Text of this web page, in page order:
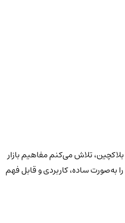
تلاش می‌کنم مفاهیم بازار
به‌صورت ساده، کاربردی و قابل فهم